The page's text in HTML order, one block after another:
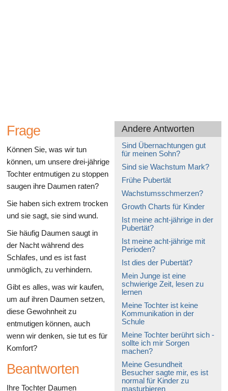
Andere Antworten
Sind Übernachtungen gut
für meinen Sohn?
Sind sie Wachstum Mark?
Frühe Pubertät
Wachstumsschmerzen?
Growth Charts für Kinder
Ist meine acht-jährige in der
Pubertät?
Ist meine acht-jährige mit
Perioden?
Ist dies der Pubertät?
Mein Junge ist eine
schwierige Zeit, lesen zu
lernen
Meine Tochter ist keine
Kommunikation in der
Schule
Meine Tochter berührt sich -
sollte ich mir Sorgen
machen?
Meine Gesundheit
Besucher sagte mir, es ist
normal für Kinder zu
masturbieren
Frage
Können Sie, was wir tun
können, um unsere drei-jährige
Tochter entmutigen zu stoppen
saugen ihre Daumen raten?
Sie haben sich extrem trocken
und sie sagt, sie sind wund.
Sie häufig Daumen saugt in
der Nacht während des
Schlafes, und es ist fast
unmöglich, zu verhindern.
Gibt es alles, was wir kaufen,
um auf ihren Daumen setzen,
diese Gewohnheit zu
entmutigen können, auch
wenn wir denken, sie tut es für
Komfort?
Beantworten
Ihre Tochter Daumen